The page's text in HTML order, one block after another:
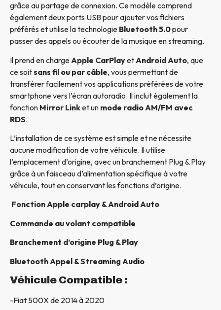
grâce au partage de connexion. Ce modèle comprend
également deux ports USB pour ajouter vos fichiers
préférés et utilise la technologie Bluetooth 5.0pour
passer des appels ou écouter de la musique en streaming.
Il prend en charge Apple CarPlayet Android Auto, que
ce soitsans fil ou par câble, vous permettant de
transférer facilement vos applications préférées de votre
smartphone vers l’écran autoradio. Il inclut également la
fonction Mirror Linket un mode radio AM/FM avec
RDS.
L’installation de ce système est simple et ne nécessite
aucune modification de votre véhicule. Il utilise
l’emplacement d’origine, avec un branchement Plug & Play
grâce à un faisceau d’alimentation spécifique à votre
véhicule, tout en conservant les fonctions d’origine.
Fonction Apple carplay & Android Auto
Commande au volant compatible
Branchement d’origine Plug & Play
Bluetooth Appel & Streaming Audio
Véhicule Compatible :
-Fiat 500X de 2014 à 2020